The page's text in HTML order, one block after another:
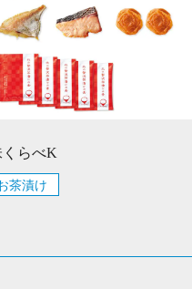
らべK
茶漬け